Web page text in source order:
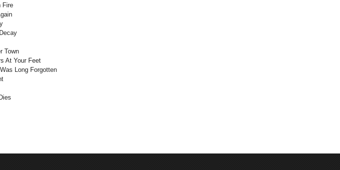
Fire
Town
At Your Feet
Long Forgotten